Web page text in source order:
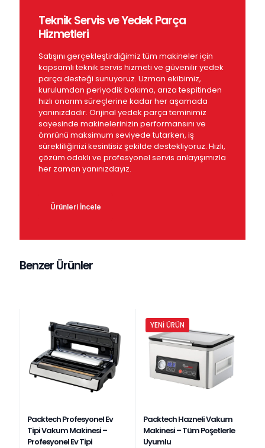
Teknik Servis ve Yedek Parça
Hizmetleri
Satışını gerçekleştirdiğimiz tüm makineler için
kapsamlı teknik servis hizmeti ve güvenilir yedek
parça desteği sunuyoruz. Uzman ekibimiz,
kurulumdan periyodik bakıma, arıza tespitinden
hızlı onarım süreçlerine kadar her aşamada
yanınızdadır. Orijinal yedek parça teminimiz
sayesinde makinelerinizin performansını ve
ömrünü maksimum seviyede tutarken, iş
sürekliliğinizi kesintisiz şekilde destekliyoruz. Hızlı,
çözüm odaklı ve profesyonel servis anlayışımızla
her zaman yanınızdayız.
Ürünleri İncele
Benzer Ürünler
Packtech Profesyonel Ev
Tipi Vakum Makinesi –
Profesyonel Ev Tipi
YENI ÜRÜN
Packtech Hazneli Vakum
Makinesi – Tüm Poşetlerle
Uyumlu